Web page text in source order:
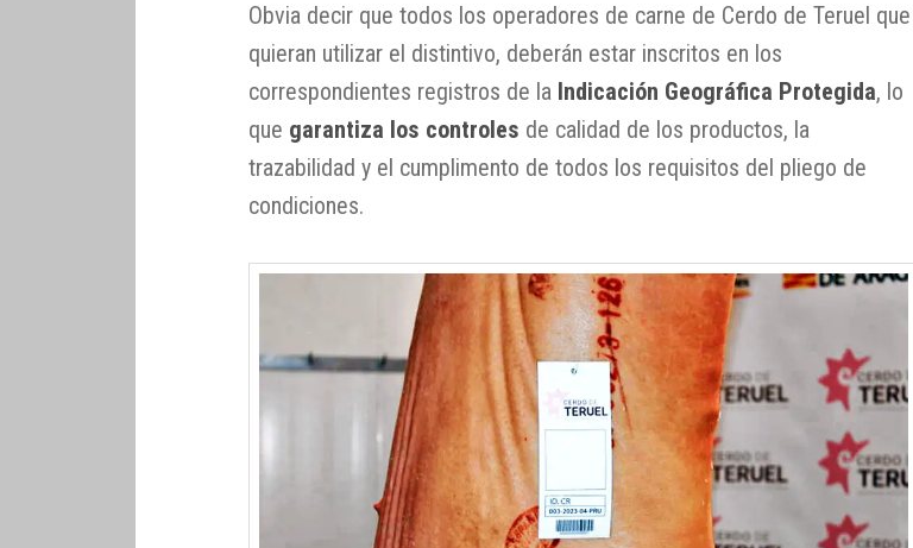
Obvia decir que todos los operadores de carne de Cerdo de Teruel que
quieran utilizar el distintivo, deberán estar inscritos en los
correspondientes registros de la Indicación Geográfica Protegida, lo
que garantiza los controles de calidad de los productos, la
trazabilidad y el cumplimento de todos los requisitos del pliego de
condiciones.